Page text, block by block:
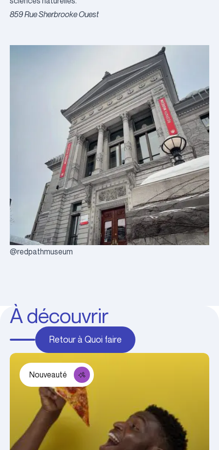
859 Rue Sherbrooke Ouest
@redpathmuseum
À découvrir
Retour à Quoi faire
Nouveauté